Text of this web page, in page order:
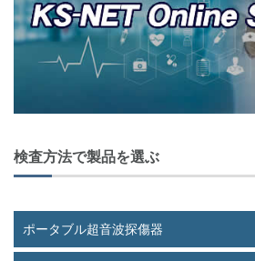
ナ
ビ
ョ
ン
検査方法で製品を選ぶ
ポータブル超音波探傷器